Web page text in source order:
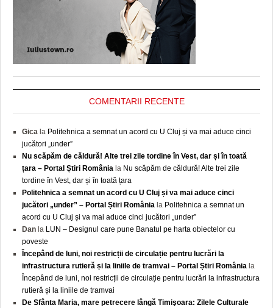
COMENTARII RECENTE
Gica la Politehnica a semnat un acord cu U Cluj și va mai aduce cinci
jucători „under”
Nu scăpăm de căldură! Alte trei zile tordine în Vest, dar și în toată
țara – Portal Știri România la Nu scăpăm de căldură! Alte trei zile
tordine în Vest, dar și în toată țara
Politehnica a semnat un acord cu U Cluj și va mai aduce cinci
jucători „under” – Portal Știri România la Politehnica a semnat un
acord cu U Cluj și va mai aduce cinci jucători „under”
Dan la LUN – Designul care pune Banatul pe harta obiectelor cu
poveste
Începând de luni, noi restricții de circulație pentru lucrări la
infrastructura rutieră și la liniile de tramvai – Portal Știri România la
Începând de luni, noi restricții de circulație pentru lucrări la infrastructura
rutieră și la liniile de tramvai
De Sfânta Maria, mare petrecere lângă Timişoara: Zilele Culturale